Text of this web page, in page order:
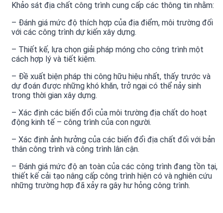
Khảo sát địa chất công trình cung cấp các thông tin nhằm:
– Đánh giá mức độ thích hợp của địa điểm, môi trường đối
với các công trình dự kiến xây dựng.
– Thiết kế, lựa chọn giải pháp móng cho công trình một
cách hợp lý và tiết kiệm.
– Đề xuất biện pháp thi công hữu hiệu nhất, thấy trước và
dự đoán được những khó khăn, trở ngại có thể nảy sinh
trong thời gian xây dựng.
– Xác định các biến đổi của môi trường địa chất do hoạt
động kinh tế – công trình của con người.
– Xác định ảnh hưởng của các biến đổi địa chất đối với bản
thân công trình và công trình lân cận.
– Đánh giá mức độ an toàn của các công trình đang tồn tại,
thiết kế cải tạo nâng cấp công trình hiện có và nghiên cứu
những trường hợp đã xảy ra gây hư hỏng công trình.